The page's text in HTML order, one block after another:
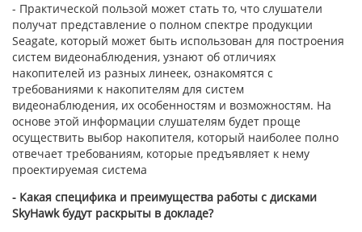
- Практической пользой может стать то, что слушатели
получат представление о полном спектре продукции
Seagate, который может быть использован для построения
систем видеонаблюдения, узнают об отличиях
накопителей из разных линеек, ознакомятся с
требованиями к накопителям для систем
видеонаблюдения, их особенностям и возможностям. На
основе этой информации слушателям будет проще
осуществить выбор накопителя, который наиболее полно
отвечает требованиям, которые предъявляет к нему
проектируемая система
- Какая специфика и преимущества работы с дисками
SkyHawk будут раскрыты в докладе?